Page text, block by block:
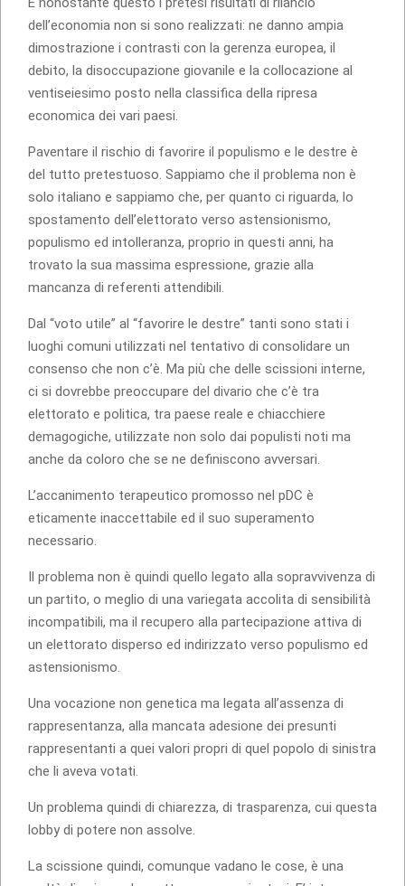
dell’economia non si sono realizzati: ne danno ampia
dimostrazione i contrasti con la gerenza europea, il
debito, la disoccupazione giovanile e la collocazione al
ventiseiesimo posto nella classifica della ripresa
economica dei vari paesi.
Paventare il rischio di favorire il populismo e le destre è
del tutto pretestuoso. Sappiamo che il problema non è
solo italiano e sappiamo che, per quanto ci riguarda, lo
spostamento dell’elettorato verso astensionismo,
populismo ed intolleranza, proprio in questi anni, ha
trovato la sua massima espressione, grazie alla
mancanza di referenti attendibili.
Dal “voto utile” al “favorire le destre” tanti sono stati i
luoghi comuni utilizzati nel tentativo di consolidare un
consenso che non c’è. Ma più che delle scissioni interne,
ci si dovrebbe preoccupare del divario che c’è tra
elettorato e politica, tra paese reale e chiacchiere
demagogiche, utilizzate non solo dai populisti noti ma
anche da coloro che se ne definiscono avversari.
L’accanimento terapeutico promosso nel pDC è
eticamente inaccettabile ed il suo superamento
necessario.
Il problema non è quindi quello legato alla sopravvivenza di
un partito, o meglio di una variegata accolita di sensibilità
incompatibili, ma il recupero alla partecipazione attiva di
un elettorato disperso ed indirizzato verso populismo ed
astensionismo.
Una vocazione non genetica ma legata all’assenza di
rappresentanza, alla mancata adesione dei presunti
rappresentanti a quei valori propri di quel popolo di sinistra
che li aveva votati.
Un problema quindi di chiarezza, di trasparenza, cui questa
lobby di potere non assolve.
La scissione quindi, comunque vadano le cose, è una